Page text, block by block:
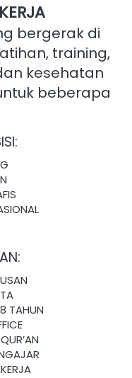
bergerak di
training,
kesehatan
beberapa
TAHUN